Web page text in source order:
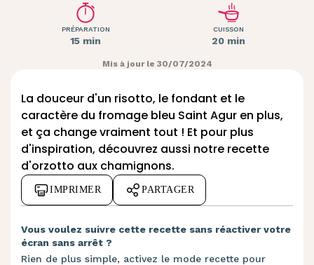
PRÉPARATION
15 min
CUISSON
20 min
Mis à jour le 30/07/2024
La douceur d'un risotto, le fondant et le
caractère du fromage bleu Saint Agur en plus,
et ça change vraiment tout ! Et pour plus
d'inspiration, découvrez aussi notre recette
d'orzotto aux chamignons.
IMPRIMER PARTAGER
Vous voulez suivre cette recette sans réactiver votre
écran sans arrêt ?
Rien de plus simple, activez le mode recette pour